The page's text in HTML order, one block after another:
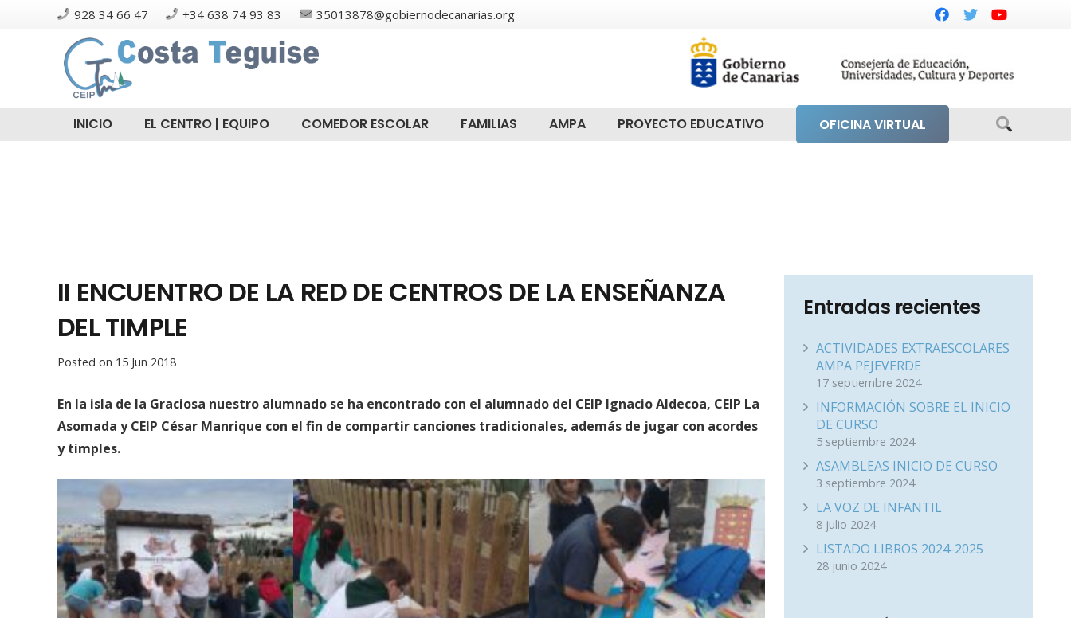
928 34 66 47 +34 638 74 93 83 35013878@gobiernodecanarias.org
INICIO EL CENTRO | EQUIPO COMEDOR ESCOLAR FAMILIAS AMPA PROYECTO EDUCATIVO OFICINA VIRTUAL
II ENCUENTRO DE LA RED DE CENTROS DE LA ENSEÑANZA
DEL TIMPLE
Posted on 15 Jun 2018
En la isla de la Graciosa nuestro alumnado se ha encontrado con el alumnado del CEIP Ignacio Aldecoa, CEIP La
Asomada y CEIP César Manrique con el fin de compartir canciones tradicionales, además de jugar con acordes
y timples.
Entradas recientes
ACTIVIDADES EXTRAESCOLARES
AMPA PEJEVERDE
17 septiembre 2024
INFORMACIÓN SOBRE EL INICIO
DE CURSO
5 septiembre 2024
ASAMBLEAS INICIO DE CURSO
3 septiembre 2024
LA VOZ DE INFANTIL
8 julio 2024
LISTADO LIBROS 2024-2025
28 junio 2024